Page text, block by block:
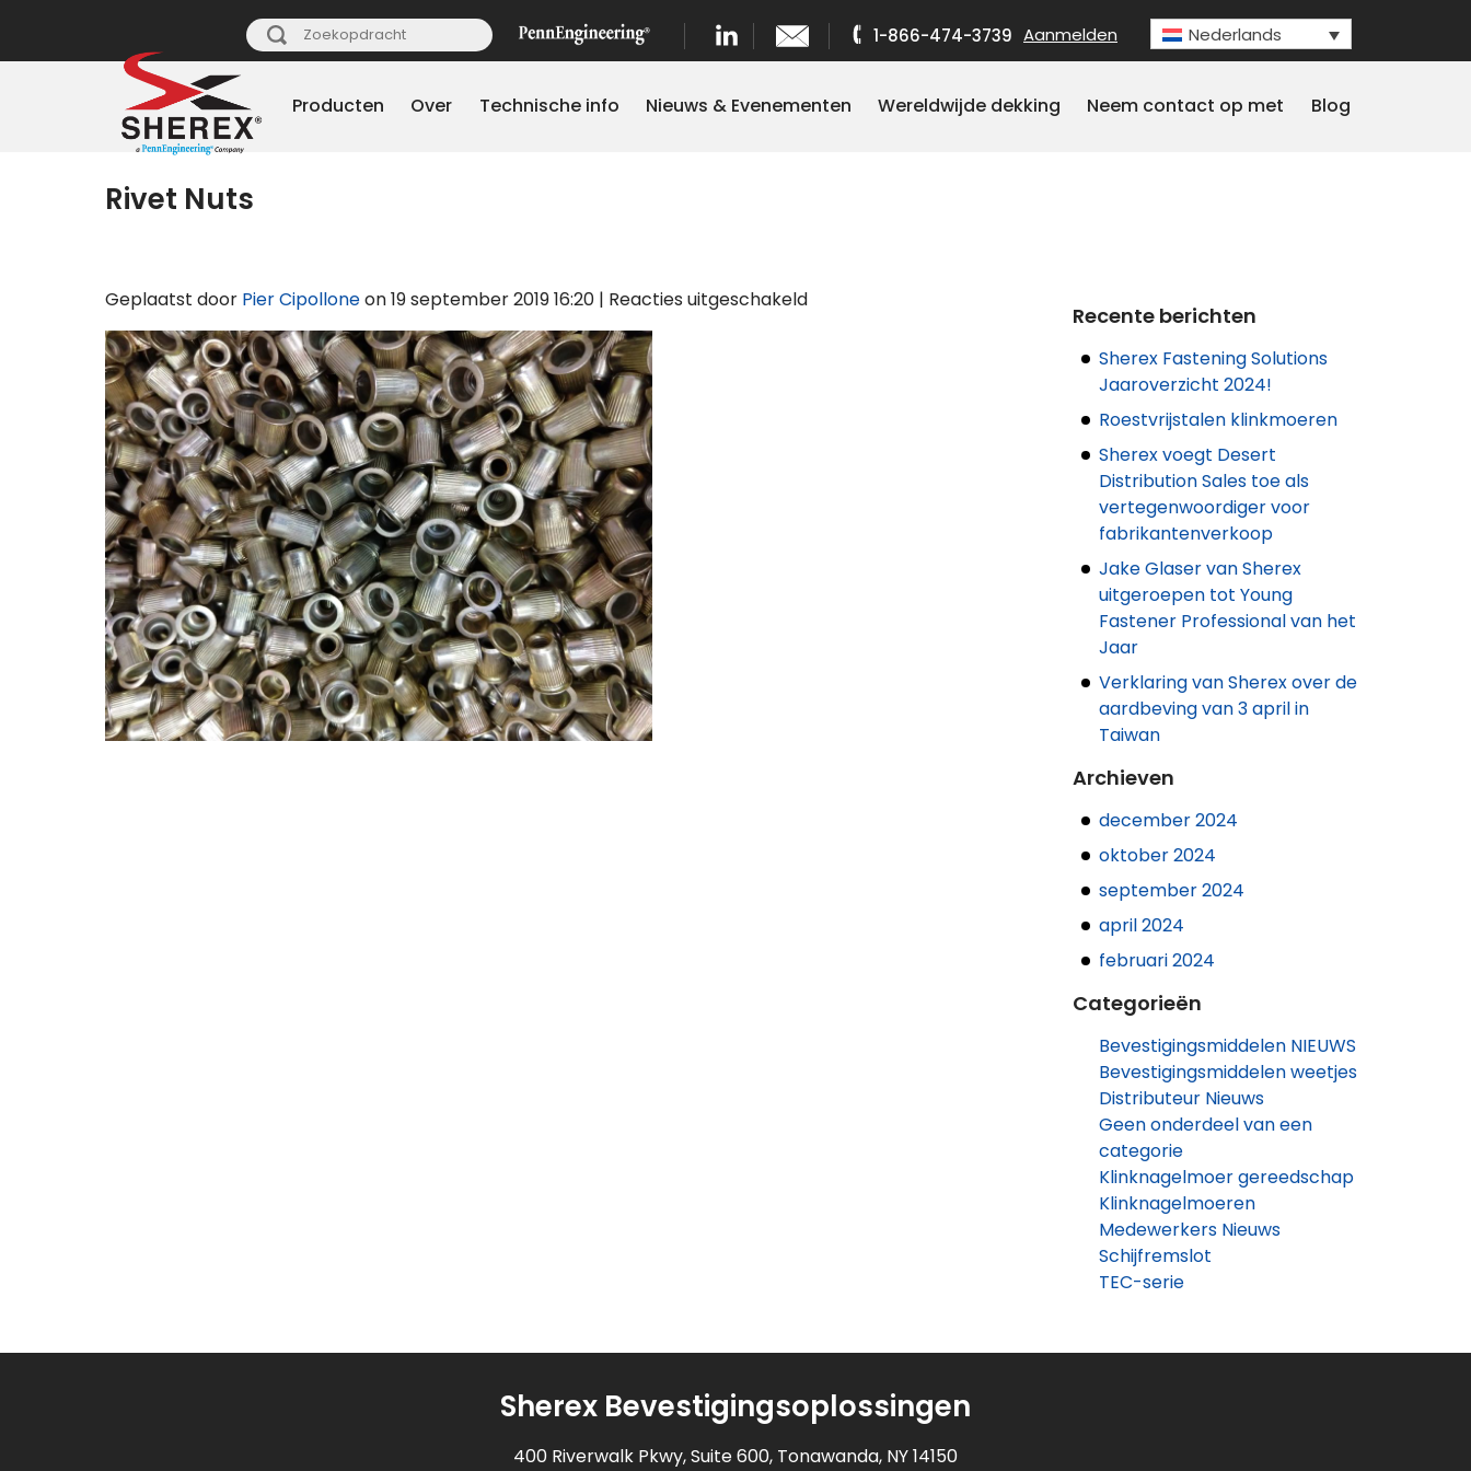
Nederlands
Aanmelden
1-866-474-3739
Producten Over Technische info Nieuws & Evenementen Wereldwijde dekking Neem contact op met Blog
Rivet Nuts
Geplaatst door Pier Cipolloneon19 september 2019 16:20 | Reacties uitgeschakeldvoor
Recente berichten
Sherex Fastening Solutions
Jaaroverzicht 2024!
Roestvrijstalen klinkmoeren
Sherex voegt Desert
Distribution Sales toe als
vertegenwoordiger voor
fabrikantenverkoop
Jake Glaser van Sherex
uitgeroepen tot Young
Fastener Professional van het
Jaar
Verklaring van Sherex over de
aardbeving van 3 april in
Taiwan
Archieven
december 2024
oktober 2024
september 2024
april 2024
februari 2024
Categorieën
Bevestigingsmiddelen NIEUWS
Bevestigingsmiddelen weetjes
Distributeur Nieuws
Geen onderdeel van een
categorie
Klinknagelmoer gereedschap
Klinknagelmoeren
Medewerkers Nieuws
Schijfremslot
TEC-serie
Sherex Bevestigingsoplossingen
400 Riverwalk Pkwy, Suite 600, Tonawanda, NY 14150